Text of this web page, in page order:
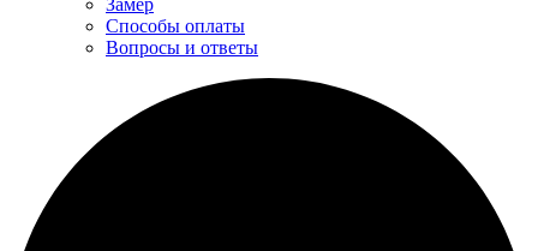
Замер
Способы оплаты
Вопросы и ответы